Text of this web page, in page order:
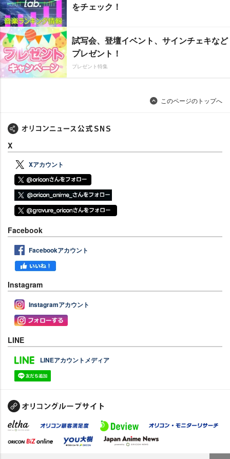
をチェック！
試写会、登壇イベント、サインチェキなど
プレゼント！
プレゼント特集
このページのトップへ
X
Xアカウント
Facebook
Facebookアカウント
Instagram
Instagramアカウント
LINE
LINEアカウントメディア